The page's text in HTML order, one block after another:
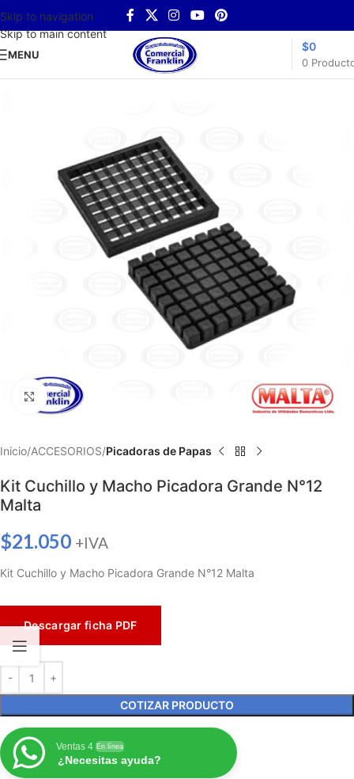
Skip to navigation
Skip to main content
MENU
0
$0
Haga clic para ampliar
Inicio ACCESORIOS Picadoras de Papas
Kit Cuchillo y Macho Picadora Grande N°12
Malta
$21.050 +IVA
Kit Cuchillo y Macho Picadora Grande N°12 Malta
Descargar ficha PDF
COTIZAR PRODUCTO
Ventas 4 En línea
¿Necesitas ayuda?